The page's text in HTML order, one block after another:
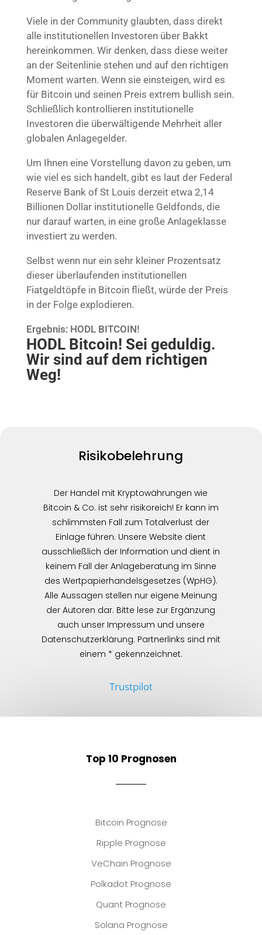
Viele in der Community glaubten, dass direkt
alle institutionellen Investoren über Bakkt
hereinkommen. Wir denken, dass diese weiter
an der Seitenlinie stehen und auf den richtigen
Moment warten. Wenn sie einsteigen, wird es
für Bitcoin und seinen Preis extrem bullish sein.
Schließlich kontrollieren institutionelle
Investoren die überwältigende Mehrheit aller
globalen Anlagegelder.
Um Ihnen eine Vorstellung davon zu geben, um
wie viel es sich handelt, gibt es laut der Federal
Reserve Bank of St Louis derzeit etwa 2,14
Billionen Dollar institutionelle Geldfonds, die
nur darauf warten, in eine große Anlageklasse
investiert zu werden.
Selbst wenn nur ein sehr kleiner Prozentsatz
dieser überlaufenden institutionellen
Fiatgeldtöpfe in Bitcoin fließt, würde der Preis
in der Folge explodieren.
Ergebnis: HODL BITCOIN!
HODL Bitcoin! Sei geduldig.
Wir sind auf dem richtigen
Weg!
Risikobelehrung
Der Handel mit Kryptowährungen wie
Bitcoin & Co. ist sehr risikoreich! Er kann im
schlimmsten Fall zum Totalverlust der
Einlage führen. Unsere Website dient
ausschließlich der Information und dient in
keinem Fall der Anlageberatung im Sinne
des Wertpapierhandelsgesetzes (WpHG).
Alle Aussagen stellen nur eigene Meinung
der Autoren dar. Bitte lese zur Ergänzung
auch unser Impressum und unsere
Datenschutzerklärung. Partnerlinks sind mit
einem * gekennzeichnet.
Trustpilot
Top 10 Prognosen
Bitcoin Prognose
Ripple Prognose
VeChain Prognose
Polkadot Prognose
Quant Prognose
Solana Prognose